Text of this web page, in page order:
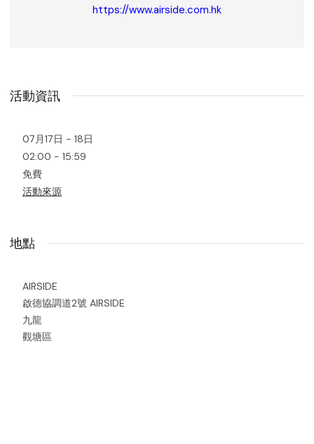
https://www.airside.com.hk
活動資訊
07月17日 - 18日
02:00 - 15:59
免費
活動來源
地點
AIRSIDE
啟德協調道2號 AIRSIDE
九龍
觀塘區